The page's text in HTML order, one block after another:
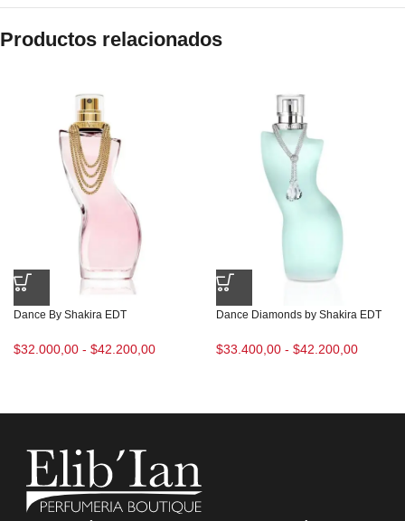
Productos relacionados
Dance By Shakira EDT
$32.000,00 - $42.200,00
Dance Diamonds by Shakira EDT
$33.400,00 - $42.200,00